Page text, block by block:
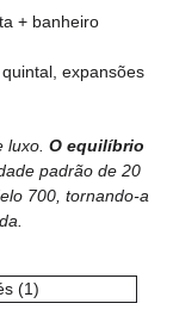
+ banheiro
expansões
luxo. O equilíbrio
padrão de 20
700, tornando-a